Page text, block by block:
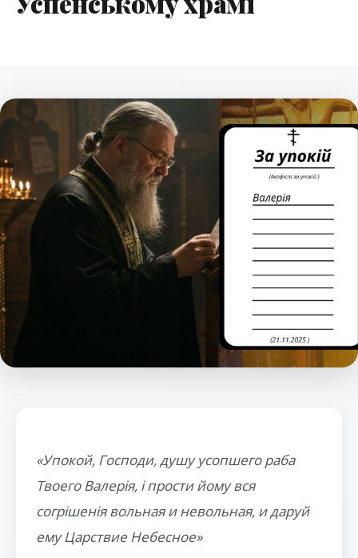
«Упокой, Господи, душу усопшего раба
Твоего Валерія, і прости йому вся
согрішенія вольная и невольная, и даруй
ему Царствие Небесное»